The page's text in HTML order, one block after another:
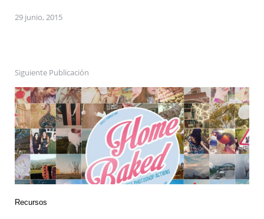
29 junio, 2015
Siguiente Publicación
Recursos